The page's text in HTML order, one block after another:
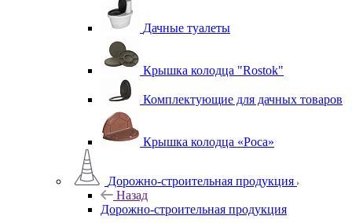
Дачные туалеты
Крышка колодца "Rostok"
Комплектующие для дачных товаров
Крышка колодца «Роса»
Дорожно-строительная продукция
Назад
Дорожно-строительная продукция